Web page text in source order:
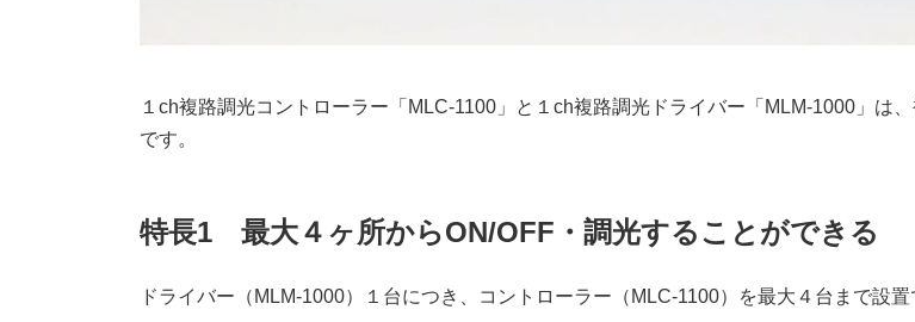
１ch複路調光コントローラー「MLC-1100」と１ch複路調光ドライバー「MLM-1000」は
です。
特長1 最大４ヶ所からON/OFF・調光することができる
ドライバー（MLM-1000）１台につき、コントローラー（MLC-1100）を最大４台まで設置